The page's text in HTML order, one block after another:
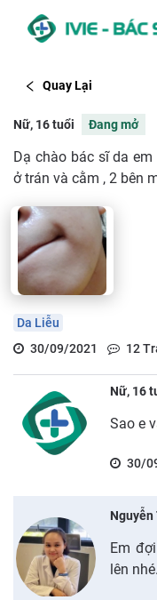
Quay Lại
Nữ, 16 tuổi Đang mở
Dạ chào bác sĩ da
ở trán và cằm , 2 bên
Da Liễu
30/09/2021
12
Nữ, 16
Sao e
30/
Nguyễn
Em
lên nhé.